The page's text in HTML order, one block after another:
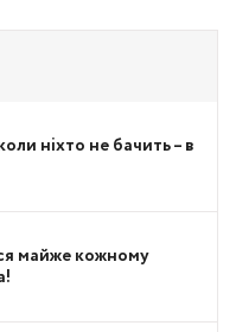
ніхто не бачить – в
майже кожному